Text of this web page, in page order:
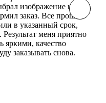
изображение на
заказ. Все прошло
в указанный срок,
меня приятно
яркими, качество
заказывать снова.